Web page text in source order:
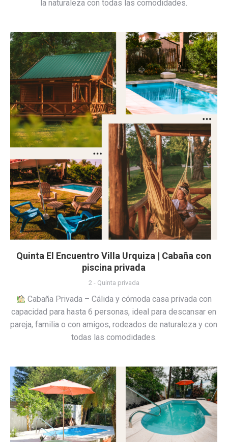
la naturaleza con todas las comodidades.
Quinta El Encuentro Villa Urquiza | Cabaña con
piscina privada
2 - Quinta privada
Cabaña Privada – Cálida y cómoda casa privada con
capacidad para hasta 6 personas, ideal para descansar en
pareja, familia o con amigos, rodeados de naturaleza y con
todas las comodidades.